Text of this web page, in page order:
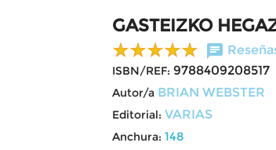
GASTEIZKO
chat
ISBN/REF: 9788409208517
Autor/a BRIAN WEBSTER
Editorial: VARIAS
Anchura: 148